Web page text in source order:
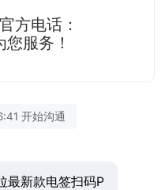
方电话：
您服务！
开始沟通
最新款电签扫码P